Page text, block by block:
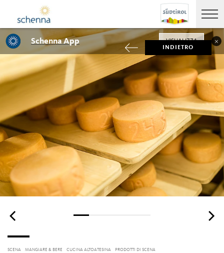
INDIETRO
SCENA MANGIARE & BERE CUCINA ALTOATESINA PRODOTTI DI SCENA
Schenna App VISUALIZZA